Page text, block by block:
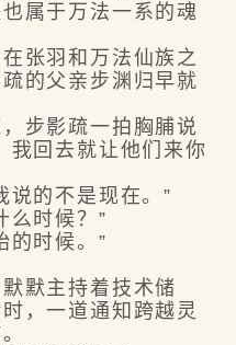
属于万法一系的魂
张羽和万法仙族之
的父亲步渊归早就
步影疏一拍胸脯说
我回去就让他们来你
的不是现在。”
时候？”
时候。”
默主持着技术储
，一道通知跨越灵